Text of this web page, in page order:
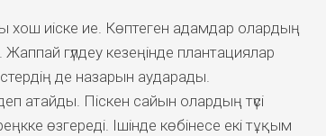
хош иіске ие. Көптеген адамдар олардың
гүлдеу кезеңінде плантациялар
де назарын аударады.
атайды. Піскен сайын олардың түсі
өзгереді. Ішінде көбінесе екі тұқым